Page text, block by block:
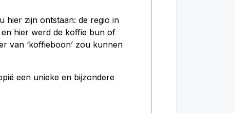
hier zijn ontstaan: de regio in
hier werd de koffie bun of
van ‘koffieboon’ zou kunnen
een unieke en bijzondere